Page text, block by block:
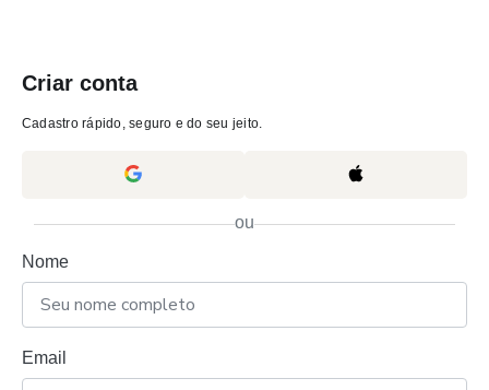
Criar conta
Cadastro rápido, seguro e do seu jeito.
ou
Nome
Email